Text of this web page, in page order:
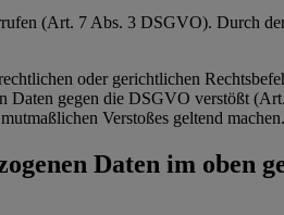
(Art. 7 Abs. 3 DSGVO). Durch
oder gerichtlichen
Daten gegen die DSGVO verstößt
Verstoßes geltend machen.
Daten im oben